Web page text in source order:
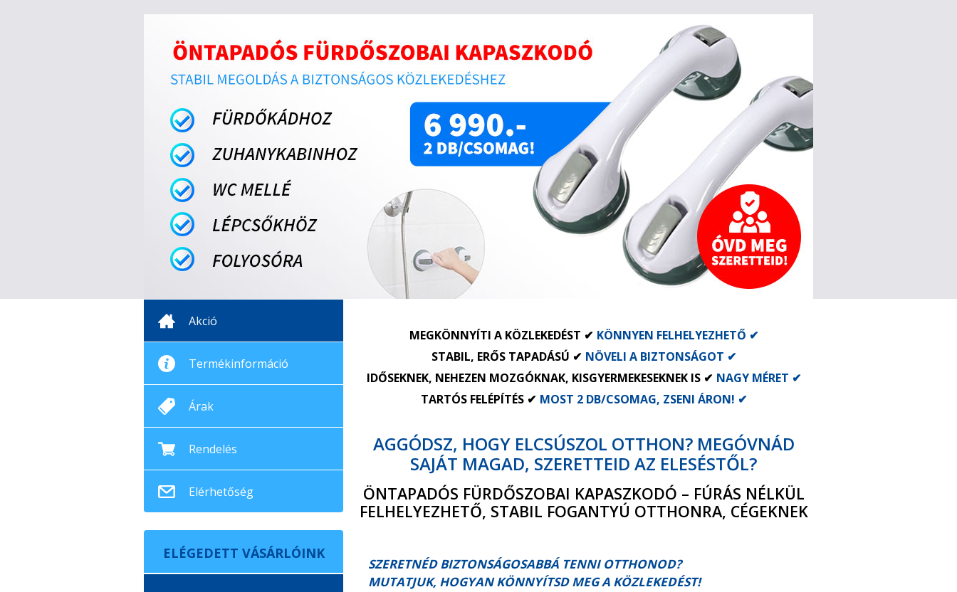
Akció
Termékinformáció
Árak
Rendelés
Elérhetőség
ELÉGEDETT VÁSÁRLÓINK
MEGKÖNNYÍTI A KÖZLEKEDÉST ✔ KÖNNYEN FELHELYEZHETŐ ✔
STABIL, ERŐS TAPADÁSÚ ✔ NÖVELI A BIZTONSÁGOT ✔
IDŐSEKNEK, NEHEZEN MOZGÓKNAK, KISGYERMEKESEKNEK IS ✔ NAGY MÉRET ✔
TARTÓS FELÉPÍTÉS ✔ MOST 2 DB/CSOMAG, ZSENI ÁRON! ✔
AGGÓDSZ, HOGY ELCSÚSZOL OTTHON? MEGÓVNÁD
SAJÁT MAGAD, SZERETTEID AZ ELESÉSTŐL?
ÖNTAPADÓS FÜRDŐSZOBAI KAPASZKODÓ – FÚRÁS NÉLKÜL
FELHELYEZHETŐ, STABIL FOGANTYÚ OTTHONRA, CÉGEKNEK
SZERETNÉD BIZTONSÁGOSABBÁ TENNI OTTHONOD?
MUTATJUK, HOGYAN KÖNNYÍTSD MEG A KÖZLEKEDÉST!